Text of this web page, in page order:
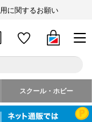
に関するお願い
スクール・ホビー